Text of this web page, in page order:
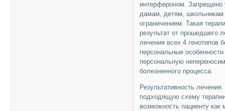
интерфероном.
дамам, детям, школьникам
ограничением. Такая
результат от прошедшего
лечения всех 4 генотипов
персональные
персональную
болезненного процесса.
Результативность
подходящую схему
возможность пациенту